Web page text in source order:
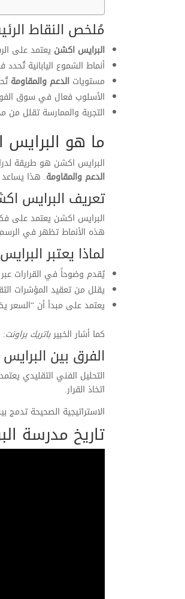
مُلخص النقاط
البرايس اكشن يعتمد على
أنماط الشموع اليابانية
مستوياتالدعم والمقاومة
الأسلوب فعال في سوق
التجربة والممارسة تقلل من
ما هو
البرايس اكشن هو طريقة
الدعم والمقاومة. هذا يساعد
تعريف البرايس
البرايس اكشن يعتمد على
هذه الأنماط تظهر في الرسم
لماذا يعتبر
يُقدم وضوحاً في القرارات
يقلل من تعقيد المؤشرات
يعتمد على مبدأ أن “السعر
كما أشار الخبيرباتريك براونت:
الفرق بين
اتخاذ القرار.
الاستراتيجية الصحيحة
تاريخ مدرسة